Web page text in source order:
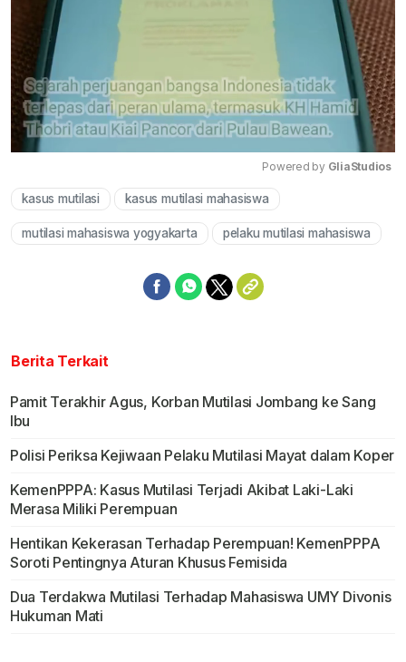
Powered by GliaStudios
kasus mutilasi kasus mutilasi mahasiswa
mutilasi mahasiswa yogyakarta pelaku mutilasi mahasiswa
Berita Terkait
Pamit Terakhir Agus, Korban Mutilasi Jombang ke Sang
Ibu
Polisi Periksa Kejiwaan Pelaku Mutilasi Mayat dalam Koper
KemenPPPA: Kasus Mutilasi Terjadi Akibat Laki-Laki
Merasa Miliki Perempuan
Hentikan Kekerasan Terhadap Perempuan! KemenPPPA
Soroti Pentingnya Aturan Khusus Femisida
Dua Terdakwa Mutilasi Terhadap Mahasiswa UMY Divonis
Hukuman Mati